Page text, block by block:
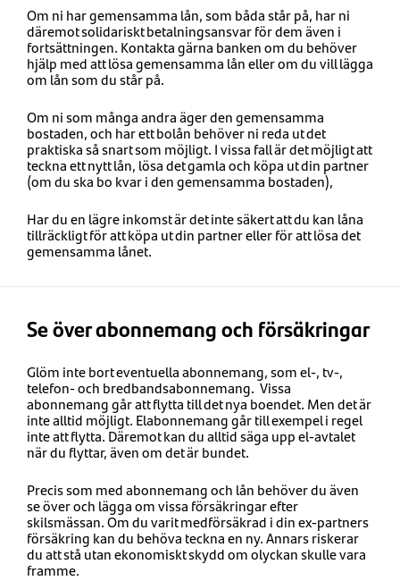
Om ni har gemensamma lån, som båda står på, har ni
däremot solidariskt betalningsansvar för dem även i
fortsättningen. Kontakta gärna banken om du behöver
hjälp med att lösa gemensamma lån eller om du vill lägga
om lån som du står på.
Om ni som många andra äger den gemensamma
bostaden, och har ett bolån behöver ni reda ut det
praktiska så snart som möjligt. I vissa fall är det möjligt att
teckna ett nytt lån, lösa det gamla och köpa ut din partner
(om du ska bo kvar i den gemensamma bostaden),
Har du en lägre inkomst är det inte säkert att du kan låna
tillräckligt för att köpa ut din partner eller för att lösa det
gemensamma lånet.
Se över abonnemang och försäkringar
Glöm inte bort eventuella abonnemang, som el-, tv-,
telefon- och bredbandsabonnemang. Vissa
abonnemang går att flytta till det nya boendet. Men det är
inte alltid möjligt. Elabonnemang går till exempel i regel
inte att flytta. Däremot kan du alltid säga upp el-avtalet
när du flyttar, även om det är bundet.
Precis som med abonnemang och lån behöver du även
se över och lägga om vissa försäkringar efter
skilsmässan. Om du varit medförsäkrad i din ex-partners
försäkring kan du behöva teckna en ny. Annars riskerar
du att stå utan ekonomiskt skydd om olyckan skulle vara
framme.